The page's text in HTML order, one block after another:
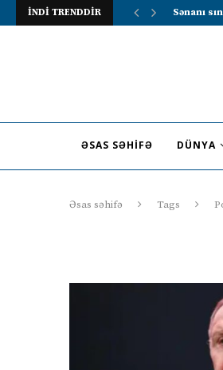
İNDİ TRENDDİR Sənanı
ƏSAS SƏHIFƏ DÜNYA
Əsas səhifə Tags